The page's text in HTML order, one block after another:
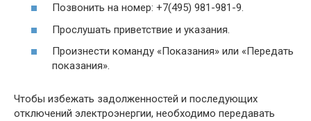
Позвонить на номер: +7(495) 981-981-9.
Прослушать приветствие и указания.
Произнести команду «Показания» или «Передать
показания».
Чтобы избежать задолженностей и последующих
отключений электроэнергии, необходимо передавать